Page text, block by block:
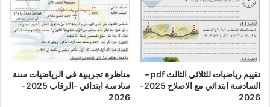
تقييم رياضيات للثلاثي الثالث pdf –
السادسة ابتدائي مع الاصلاح 2025-
2026
مناظرة تجريبية في الرياضيات سنة
سادسة ابتدائي -الرقاب 2025-
2026